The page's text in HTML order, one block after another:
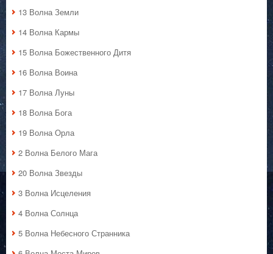
13 Волна Земли
14 Волна Кармы
15 Волна Божественного Дитя
16 Волна Воина
17 Волна Луны
18 Волна Бога
19 Волна Орла
2 Волна Белого Мага
20 Волна Звезды
3 Волна Исцеления
4 Волна Солнца
5 Волна Небесного Странника